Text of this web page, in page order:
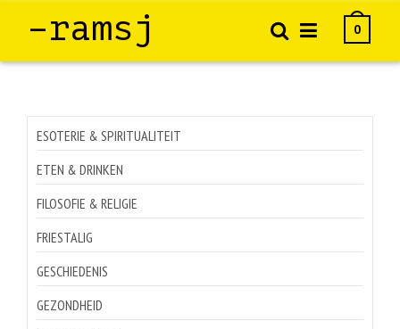
–ramsj 0
ESOTERIE & SPIRITUALITEIT
ETEN & DRINKEN
FILOSOFIE & RELIGIE
FRIESTALIG
GESCHIEDENIS
GEZONDHEID